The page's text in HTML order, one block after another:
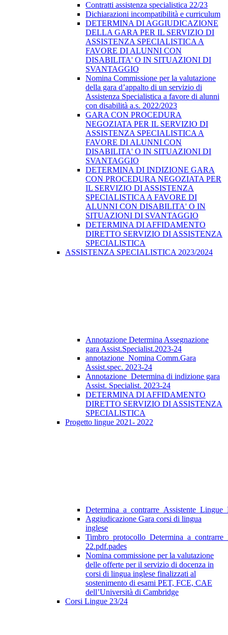
Contratti assistenza specialistica 22/23
Dichiarazioni incompatibilità e curriculum
DETERMINA DI AGGIUDICAZIONE
DELLA GARA PER IL SERVIZIO DI
ASSISTENZA SPECIALISTICA A
FAVORE DI ALUNNI CON
DISABILITA' O IN SITUAZIONI DI
SVANTAGGIO
Nomina Commissione per la valutazione
della gara d’appalto di un servizio di
Assistenza Specialistica a favore di alunni
con disabilità a.s. 2022/2023
GARA CON PROCEDURA
NEGOZIATA PER IL SERVIZIO DI
ASSISTENZA SPECIALISTICA A
FAVORE DI ALUNNI CON
DISABILITA' O IN SITUAZIONI DI
SVANTAGGIO
DETERMINA DI INDIZIONE GARA
CON PROCEDURA NEGOZIATA PER
IL SERVIZIO DI ASSISTENZA
SPECIALISTICA A FAVORE DI
ALUNNI CON DISABILITA' O IN
SITUAZIONI DI SVANTAGGIO
DETERMINA DI AFFIDAMENTO
DIRETTO SERVIZIO DI ASSISTENZA
SPECIALISTICA
ASSISTENZA SPECIALISTICA 2023/2024
Annotazione Determina Assegnazione
gara Assist.Specialist.2023-24
annotazione_Nomina Comm.Gara
Assist.spec. 2023-24
Annotazione_Determina di indizione gara
Assist. Specialist. 2023-24
DETERMINA DI AFFIDAMENTO
DIRETTO SERVIZIO DI ASSISTENZA
SPECIALISTICA
Progetto lingue 2021- 2022
Aggiudicazione Gara corsi di lingua
inglese
22.pdf.pades
Nomina commissione per la valutazione
delle offerte per il servizio di docenza in
corsi di lingua inglese finalizzati al
sostenimento di esami PET, FCE, CAE
dell’Università di Cambridge
Corsi Lingue 23/24